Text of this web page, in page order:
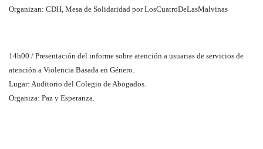
Organizan: CDH, Mesa de Solidaridad por LosCuatroDeLasMalvinas
14h00 / Presentación del informe sobre atención a usuarias de servicios de
atención a Violencia Basada en Género.
Lugar: Auditorio del Colegio de Abogados.
Organiza: Paz y Esperanza.